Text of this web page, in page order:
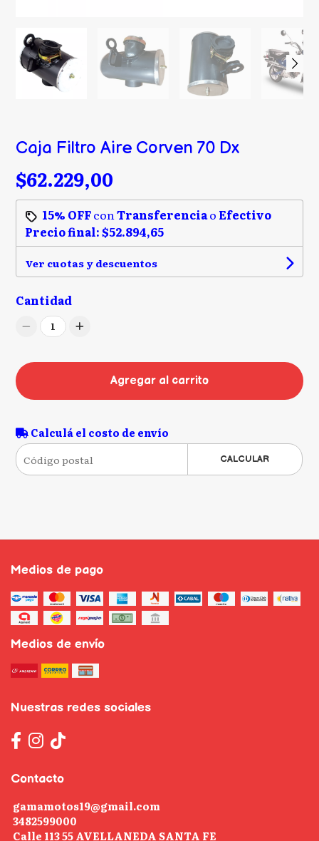
Caja Filtro Aire Corven 70 Dx
$62.229,00
15% OFFconTransferenciao Efectivo
Precio final:$52.894,65
Ver cuotas y descuentos
Cantidad
1
Agregar al carrito
Calculá el costo de envío
CALCULAR
Medios de pago
Medios de envío
Nuestras redes sociales
Contacto
gamamotos19@gmail.com
3482599000
Calle 113 55 AVELLANEDA SANTA FE